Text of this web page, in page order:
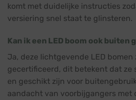
komt met duidelijke instructies
versiering snel staat te glinsteren.
Kan ik een LED boom ook buiten
Ja, deze lichtgevende LED bomen
gecertificeerd, dit betekent dat ze
en geschikt zijn voor
aandacht van voorbijgangers met